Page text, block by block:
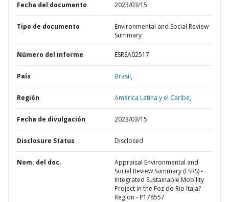
Fecha del documento 2023/03/15
Tipo de documento
Environmental and Social Review
Summary
Número del informe ESRSA02517
País Brasil,
Región América Latina y el Caribe,
Fecha de divulgación 2023/03/15
Disclosure Status Disclosed
Nom. del doc.
Appraisal Environmental and
Social Review Summary (ESRS) -
Integrated Sustainable Mobility
Project in the Foz do Rio Itaja?
Region - P178557